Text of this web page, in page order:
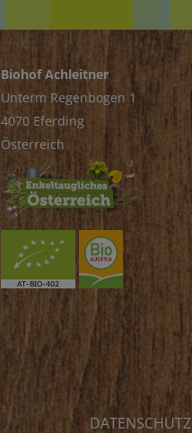
Biohof Achleitner
Unterm Regenbogen 1
4070 Eferding
Österreich
DATENSCHUTZ